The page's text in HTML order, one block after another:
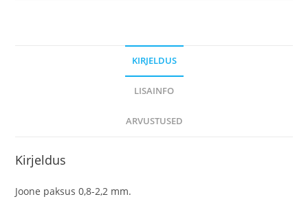
KIRJELDUS
LISAINFO
ARVUSTUSED
Kirjeldus
Joone paksus 0,8-2,2 mm.